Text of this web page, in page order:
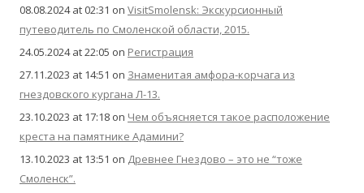
08.08.2024 at 02:31 on VisitSmolensk: Экскурсионный
путеводитель по Смоленской области, 2015.
24.05.2024 at 22:05 on Регистрация
27.11.2023 at 14:51 on Знаменитая амфора-корчага из
гнездовского кургана Л-13.
23.10.2023 at 17:18 on Чем объясняется такое расположение
креста на памятнике Адамини?
13.10.2023 at 13:51 on Древнее Гнездово – это не “тоже
Смоленск”.